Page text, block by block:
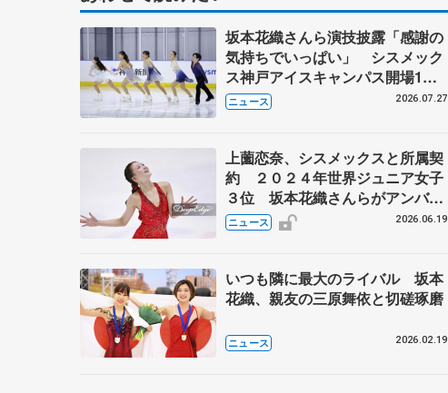
坂本花織さんら演技披露「感謝の
気持ちでいっぱい」 シスメック
ス神戸アイスキャンパス開場1周
年イベント
ニュース 2026.07.27
上薗恋奈、シスメックスと所属契
約 ２０２４年世界ジュニア女子
３位 坂本花織さんらがアンバサ
ダーで在籍
ニュース 2026.06.19
いつも隣に最大のライバル 坂本
花織、親友の三原舞依と切磋琢磨
ニュース 2026.02.19